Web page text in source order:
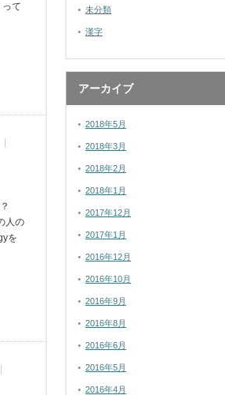
て
人の
を
未分類
漢字
アーカイブ
2018年5月
2018年3月
2018年2月
2018年1月
2017年12月
2017年1月
2016年12月
2016年10月
2016年9月
2016年8月
2016年6月
2016年5月
2016年4月